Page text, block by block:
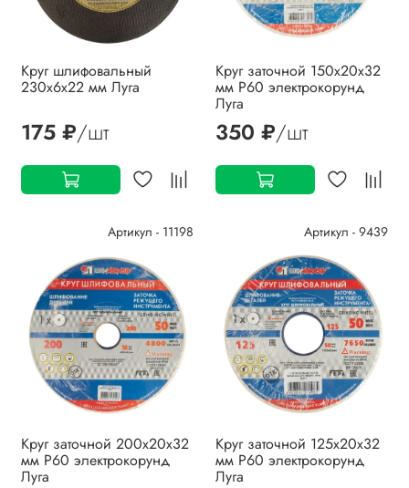
Круг шлифовальный
230х6х22 мм Луга
175 ₽/шт
Круг заточной 150х20х32
мм P60 электрокорунд
Луга
350 ₽/шт
Артикул - 11198
Круг заточной 200х20х32
мм P60 электрокорунд
Луга
Артикул - 9439
Круг заточной 125х20х32
мм P60 электрокорунд
Луга